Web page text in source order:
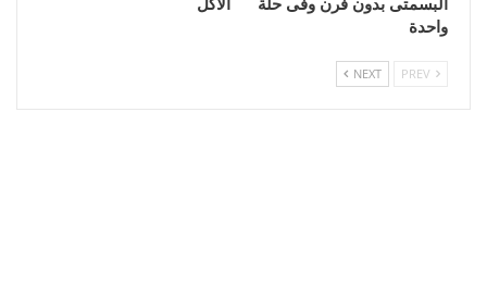
واحدة
NEXT